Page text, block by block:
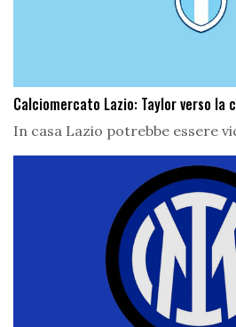
Calciomercato Lazio: Taylor verso la
In casa Lazio potrebbe essere